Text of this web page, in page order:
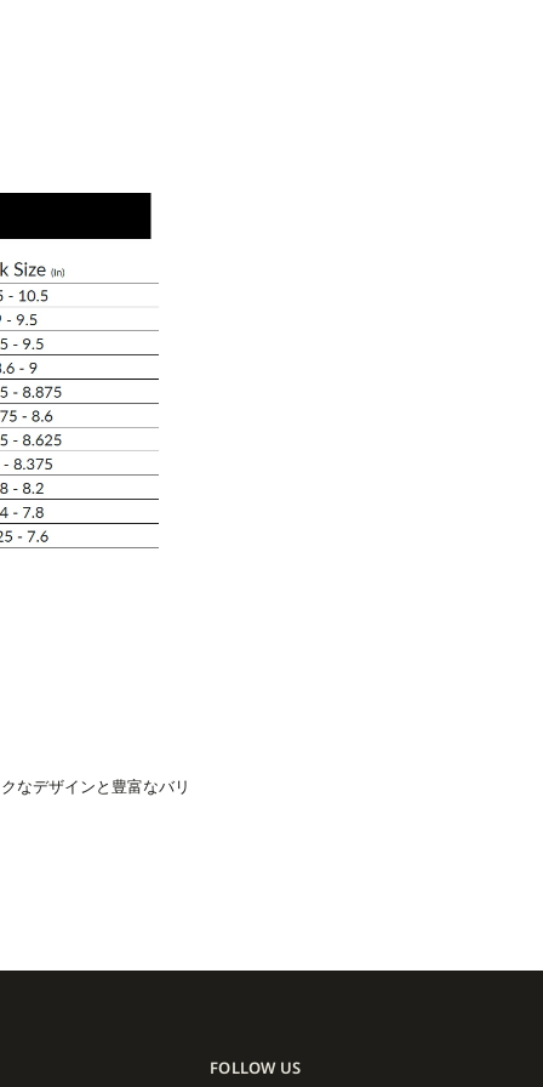
なデザインと豊富なバリ
FOLLOW US